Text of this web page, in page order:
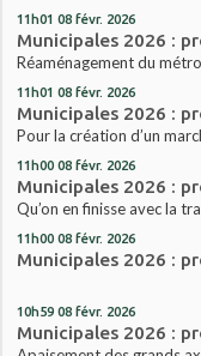
11h01 08 févr. 2026
Municipales 2026 :
Réaménagement du
11h01 08 févr. 2026
Municipales 2026 :
Pour la création d’un
11h00 08 févr. 2026
Municipales 2026 :
Qu’on en finisse avec la
11h00 08 févr. 2026
Municipales 2026 :
10h59 08 févr. 2026
Municipales 2026 :